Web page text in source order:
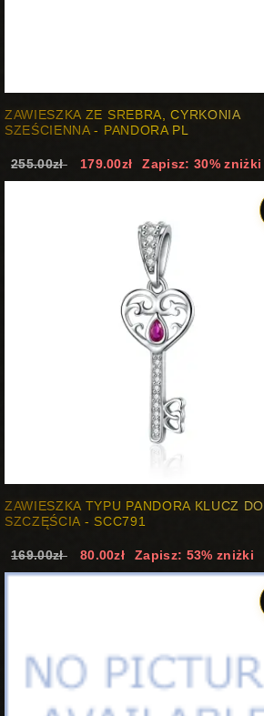
ZAWIESZKA ZE SREBRA, CYRKONIA
SZEŚCIENNA - PANDORA PL
255.00zł 179.00zł Zapisz: 30% zniżki
ZAWIESZKA TYPU PANDORA KLUCZ DO
SZCZĘŚCIA - SCC791
169.00zł 80.00zł Zapisz: 53% zniżki